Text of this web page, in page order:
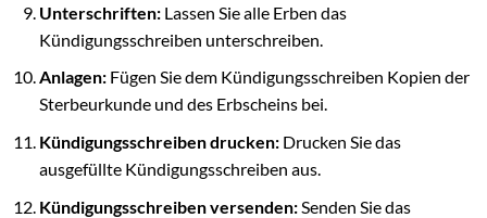
Unterschriften:Lassen Sie alle Erben das
Kündigungsschreiben unterschreiben.
Anlagen:Fügen Sie dem Kündigungsschreiben Kopien der
Sterbeurkunde und des Erbscheins bei.
Kündigungsschreiben drucken:Drucken Sie das
ausgefüllte Kündigungsschreiben aus.
Kündigungsschreiben versenden:Senden Sie das